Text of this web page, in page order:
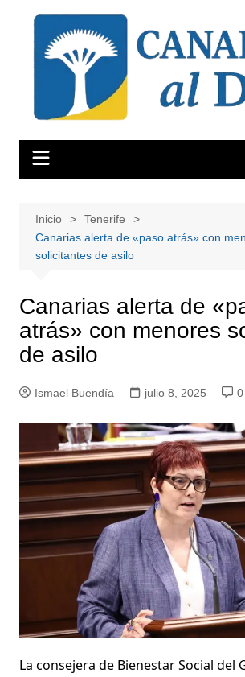
contenido
Inicio
Tenerife
Canarias alerta de «paso atrás» con
solicitantes de asilo
Canarias alerta de
atrás» con menores
de asilo
Ismael Buendía julio 8, 2025 0
La consejera de Bienestar Social del